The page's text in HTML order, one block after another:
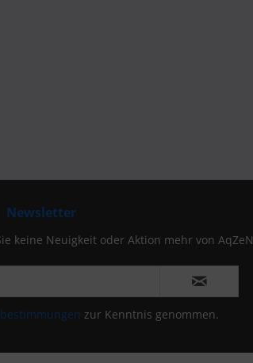
Newsletter
keine Neuigkeit oder Aktion mehr von
zur Kenntnis genommen.